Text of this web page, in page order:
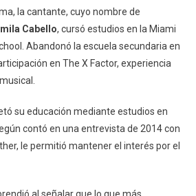
la cantante, cuyo nombre de
Cabello, cursó estudios en la Miami
Abandonó la escuela secundaria en
en The X Factor, experiencia
su educación mediante estudios en
contó en una entrevista de 2014 con
le permitió mantener el interés por el
al señalar que lo que más